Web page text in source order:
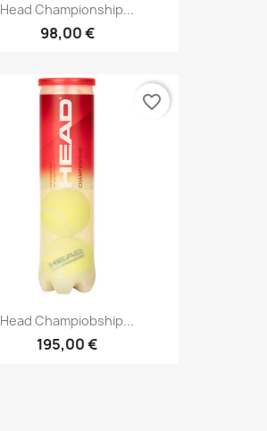
Head Championship...
98,00 €
Head Champiobship...
195,00 €
favorite_border